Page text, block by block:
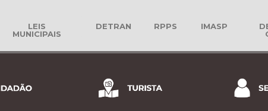
LEIS
MUNICIPAIS
DETRAN RPPS IMASP